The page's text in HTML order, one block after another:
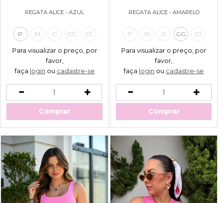
REGATA ALICE - AZUL
P M G GG G1
Para visualizar o preço, por
favor,
faça login ou cadastre-se
Comprar
REGATA ALICE - AMARELO
P M G GG G1
Para visualizar o preço, por
favor,
faça login ou cadastre-se
Comprar